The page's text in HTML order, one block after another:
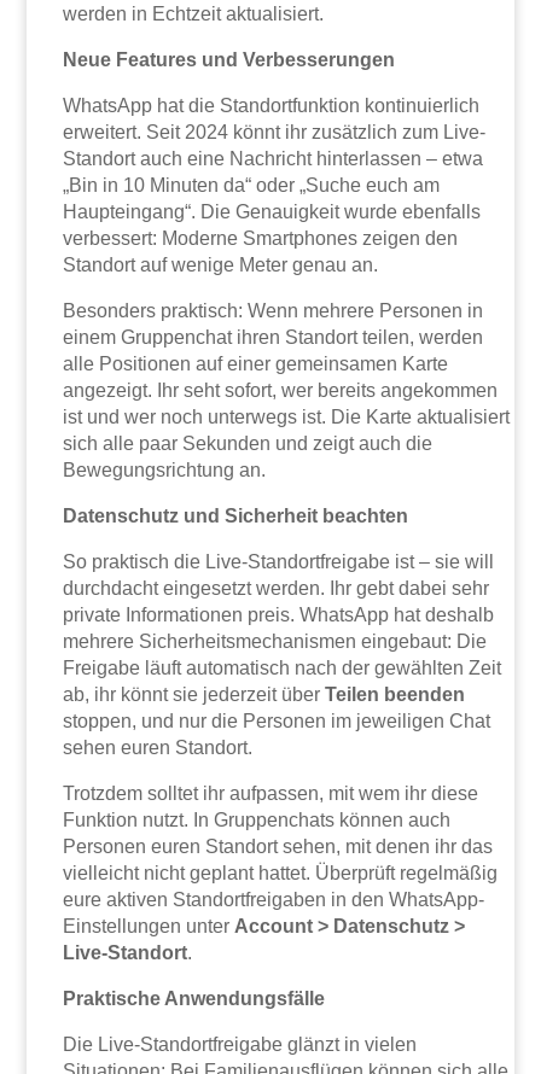
werden in Echtzeit aktualisiert.
Neue Features und Verbesserungen
WhatsApp hat die Standortfunktion kontinuierlich
erweitert. Seit 2024 könnt ihr zusätzlich zum Live-
Standort auch eine Nachricht hinterlassen – etwa
„Bin in 10 Minuten da“ oder „Suche euch am
Haupteingang“. Die Genauigkeit wurde ebenfalls
verbessert: Moderne Smartphones zeigen den
Standort auf wenige Meter genau an.
Besonders praktisch: Wenn mehrere Personen in
einem Gruppenchat ihren Standort teilen, werden
alle Positionen auf einer gemeinsamen Karte
angezeigt. Ihr seht sofort, wer bereits angekommen
ist und wer noch unterwegs ist. Die Karte aktualisiert
sich alle paar Sekunden und zeigt auch die
Bewegungsrichtung an.
Datenschutz und Sicherheit beachten
So praktisch die Live-Standortfreigabe ist – sie will
durchdacht eingesetzt werden. Ihr gebt dabei sehr
private Informationen preis. WhatsApp hat deshalb
mehrere Sicherheitsmechanismen eingebaut: Die
Freigabe läuft automatisch nach der gewählten Zeit
ab, ihr könnt sie jederzeit überTeilen beenden
stoppen, und nur die Personen im jeweiligen Chat
sehen euren Standort.
Trotzdem solltet ihr aufpassen, mit wem ihr diese
Funktion nutzt. In Gruppenchats können auch
Personen euren Standort sehen, mit denen ihr das
vielleicht nicht geplant hattet. Überprüft regelmäßig
eure aktiven Standortfreigaben in den WhatsApp-
Einstellungen unter Account > Datenschutz >
Live-Standort.
Praktische Anwendungsfälle
Die Live-Standortfreigabe glänzt in vielen